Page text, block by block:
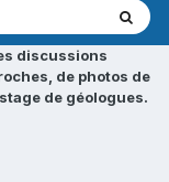
discussions
de photos de
de géologues.